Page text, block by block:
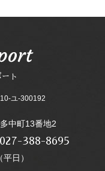
ト
ユ-300192
中町13番地2
027-388-8695
日）